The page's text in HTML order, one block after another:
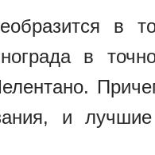
в
в
и